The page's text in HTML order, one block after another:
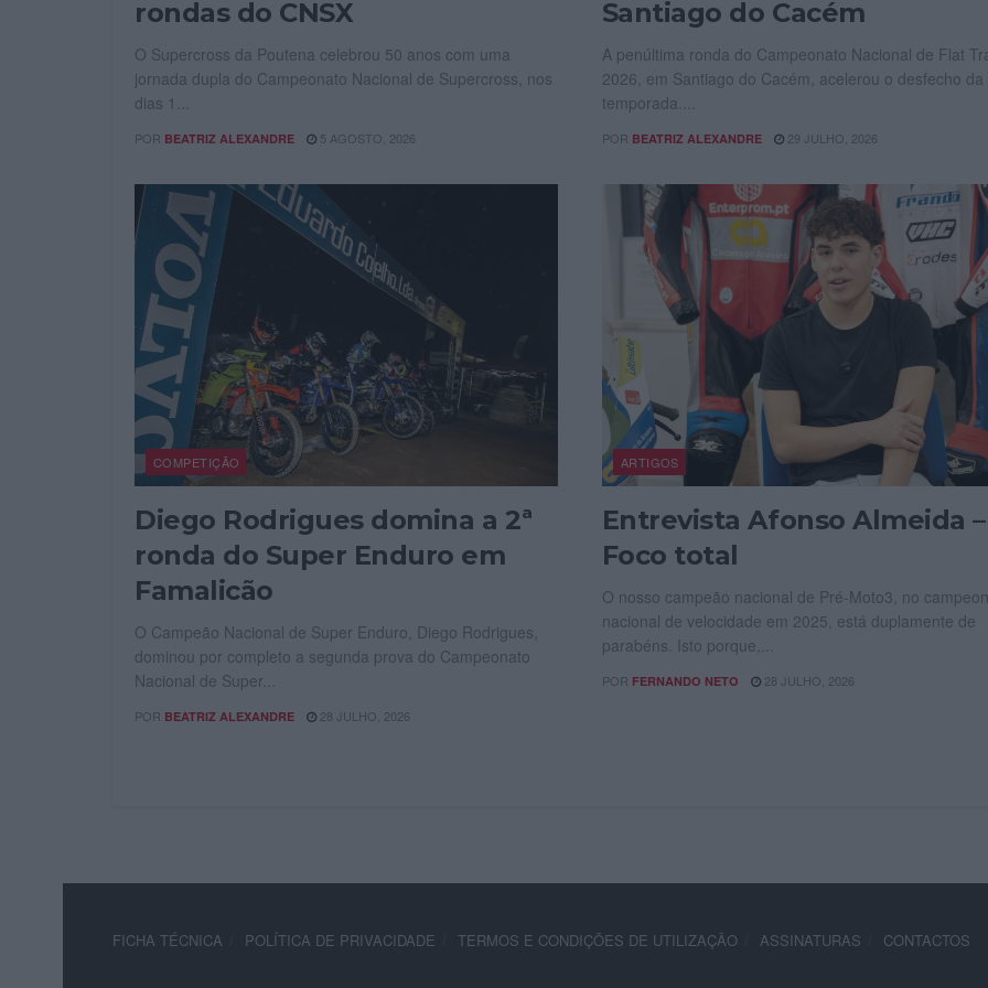
rondas do CNSX
O Supercross da Poutena celebrou 50 anos com uma
jornada dupla do Campeonato Nacional de Supercross, nos
dias 1...
POR BEATRIZ ALEXANDRE 5 AGOSTO, 2026
Santiago do Cacém
A penúltima ronda do Campeonato Nacional de Flat
2026, em Santiago do Cacém, acelerou o desfecho da
temporada....
POR BEATRIZ ALEXANDRE 29 JULHO, 2026
COMPETIÇÃO
Diego Rodrigues domina a 2ª
ronda do Super Enduro em
Famalicão
O Campeão Nacional de Super Enduro, Diego Rodrigues,
dominou por completo a segunda prova do Campeonato
Nacional de Super...
POR BEATRIZ ALEXANDRE 28 JULHO, 2026
ARTIGOS
Entrevista Afonso Almeida –
Foco total
O nosso campeão nacional de Pré-Moto3, no
nacional de velocidade em 2025, está duplamente de
parabéns. Isto porque,...
POR FERNANDO NETO 28 JULHO, 2026
FICHA TÉCNICA POLÍTICA DE PRIVACIDADE TERMOS E CONDIÇÕES DE UTILIZAÇÃO ASSINATURAS CONTACTOS